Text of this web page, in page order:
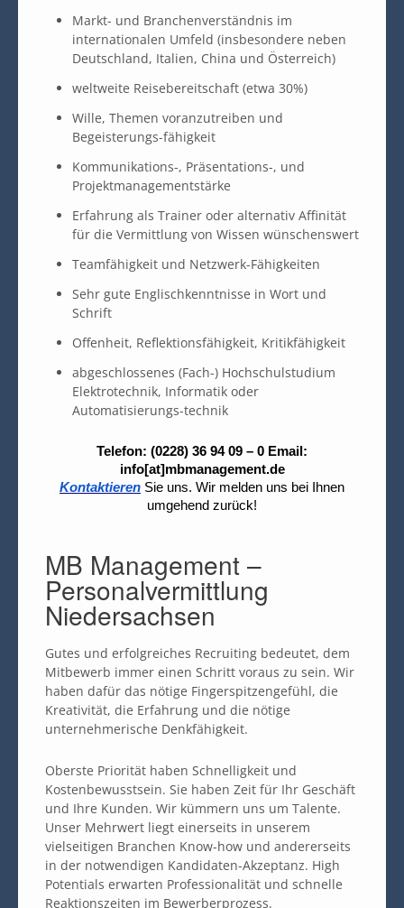
Markt- und Branchenverständnis im
internationalen Umfeld (insbesondere neben
Deutschland, Italien, China und Österreich)
weltweite Reisebereitschaft (etwa 30%)
Wille, Themen voranzutreiben und
Begeisterungs-fähigkeit
Kommunikations-, Präsentations-, und
Projektmanagementstärke
Erfahrung als Trainer oder alternativ Affinität
für die Vermittlung von Wissen wünschenswert
Teamfähigkeit und Netzwerk-Fähigkeiten
Sehr gute Englischkenntnisse in Wort und
Schrift
Offenheit, Reflektionsfähigkeit, Kritikfähigkeit
abgeschlossenes (Fach-) Hochschulstudium
Elektrotechnik, Informatik oder
Automatisierungs-technik
Telefon: (0228) 36 94 09 – 0 Email:
info[at]mbmanagement.de
Kontaktieren Sie uns. Wir melden uns bei Ihnen
umgehend zurück!
MB Management –
Personalvermittlung
Niedersachsen
Gutes und erfolgreiches Recruiting bedeutet, dem
Mitbewerb immer einen Schritt voraus zu sein. Wir
haben dafür das nötige Fingerspitzengefühl, die
Kreativität, die Erfahrung und die nötige
unternehmerische Denkfähigkeit.
Oberste Priorität haben Schnelligkeit und
Kostenbewusstsein. Sie haben Zeit für Ihr Geschäft
und Ihre Kunden. Wir kümmern uns um Talente.
Unser Mehrwert liegt einerseits in unserem
vielseitigen Branchen Know-how und andererseits
in der notwendigen Kandidaten-Akzeptanz. High
Potentials erwarten Professionalität und schnelle
Reaktionszeiten im Bewerberprozess.